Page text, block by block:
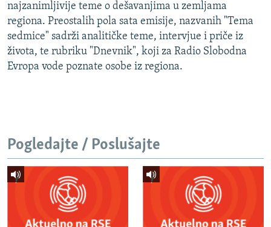
MOJA EVROPA
TRI DECENIJE OD RATA U BIH
SVE KARTE DEJTONA
najzanimljivije teme o dešavanjima u zemljama
regiona. Preostalih pola sata emisije, nazvanih "Tema
sedmice" sadrži analitičke teme, intervjue i priče iz
života, te rubriku "Dnevnik", koji za Radio Slobodna
Evropa vode poznate osobe iz regiona.
Pogledajte / Poslušajte